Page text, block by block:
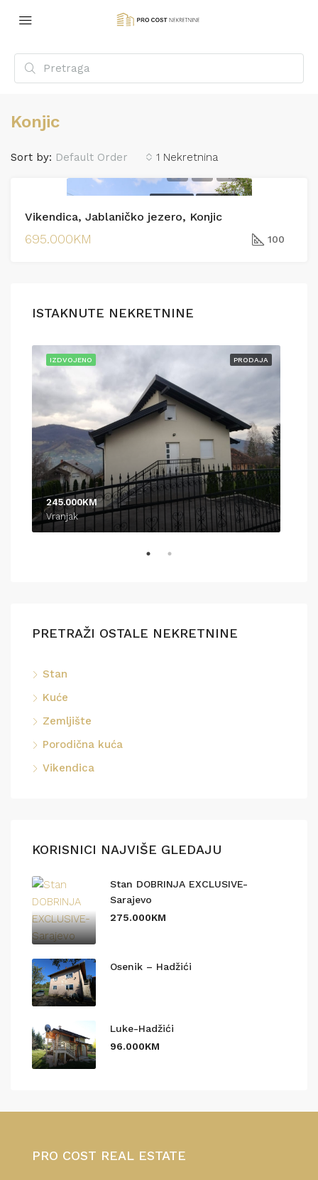
Konjic
1 Nekretnina
Sort by: Default Order
Vikendica, Jablaničko jezero, Konjic
695.000KM 100
ISTAKNUTE NEKRETNINE
PRODAJA
IZDVOJENO
245.000KM
Vranjak
PRETRAŽI OSTALE NEKRETNINE
Stan
Kuće
Zemljište
Porodična kuća
Vikendica
KORISNICI NAJVIŠE GLEDAJU
Stan DOBRINJA EXCLUSIVE-
Sarajevo
275.000KM
Osenik – Hadžići
Luke-Hadžići
96.000KM
PRO COST REAL ESTATE